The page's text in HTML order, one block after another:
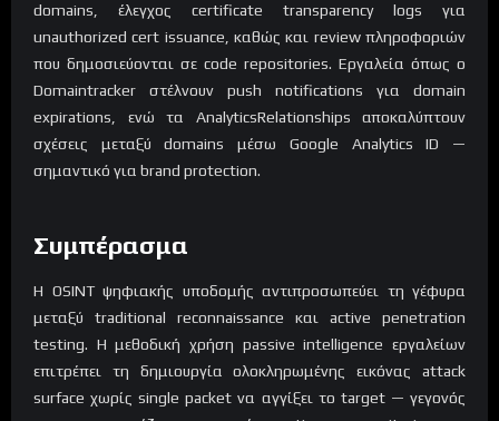
domains, έλεγχος certificate transparency logs για
unauthorized cert issuance, καθώς και review πληροφοριών
που δημοσιεύονται σε code repositories. Εργαλεία όπως ο
Domaintracker στέλνουν push notifications για domain
expirations, ενώ τα AnalyticsRelationships αποκαλύπτουν
σχέσεις μεταξύ domains μέσω Google Analytics ID —
σημαντικό για brand protection.
Συμπέρασμα
Η OSINT ψηφιακής υποδομής αντιπροσωπεύει τη γέφυρα
μεταξύ traditional reconnaissance και active penetration
testing. Η μεθοδική χρήση passive intelligence εργαλείων
επιτρέπει τη δημιουργία ολοκληρωμένης εικόνας attack
surface χωρίς single packet να αγγίξει το target — γεγονός